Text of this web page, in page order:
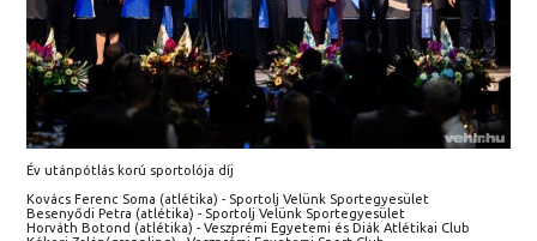
Év utánpótlás korú sportolója díj
Kovács Ferenc Soma (atlétika) - Sportolj Velünk Sportegyesület
Besenyődi Petra (atlétika) - Sportolj Velünk Sportegyesület
Horváth Botond (atlétika) - Veszprémi Egyetemi és Diák Atlétikai Club